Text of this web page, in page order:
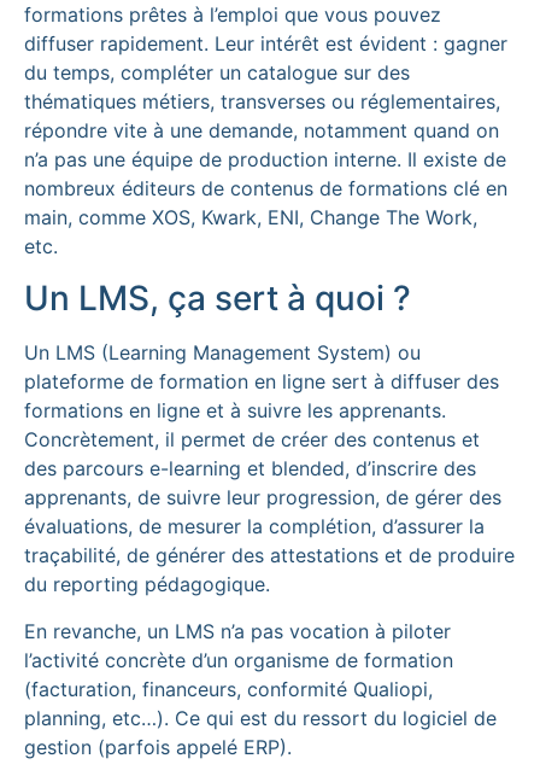
formations prêtes à l’emploi que vous pouvez
diffuser rapidement. Leur intérêt est évident : gagner
du temps, compléter un catalogue sur des
thématiques métiers, transverses ou réglementaires,
répondre vite à une demande, notamment quand on
n’a pas une équipe de production interne. Il existe de
nombreux éditeurs de contenus de formations clé en
main, comme XOS, Kwark, ENI, Change The Work,
etc.
Un LMS, ça sert à quoi ?
Un LMS (Learning Management System) ou
plateforme de formation en ligne sert à diffuser des
formations en ligne et à suivre les apprenants.
Concrètement, il permet de créer des contenus et
des parcours e-learning et blended, d’inscrire des
apprenants, de suivre leur progression, de gérer des
évaluations, de mesurer la complétion, d’assurer la
traçabilité, de générer des attestations et de produire
du reporting pédagogique.
En revanche, un LMS n’a pas vocation à piloter
l’activité concrète d’un organisme de formation
(facturation, financeurs, conformité Qualiopi,
planning, etc…). Ce qui est du ressort du logiciel de
gestion (parfois appelé ERP).